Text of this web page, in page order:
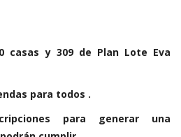
casas y 309 de Plan Lote Eva
para todos .
para generar una